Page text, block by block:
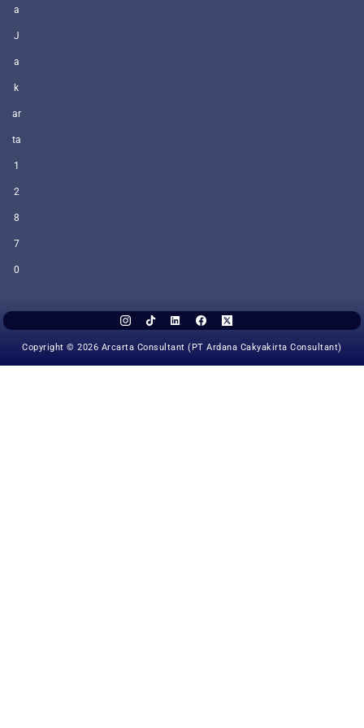
a
J
a
k
ar
ta
1
2
8
7
0
Copyright © 2026 Arcarta Consultant (PT Ardana Cakyakirta Consultant)